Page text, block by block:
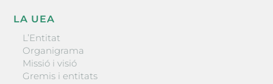
LA UEA
L’Entitat
Organigrama
Missió i visió
Gremis i entitats